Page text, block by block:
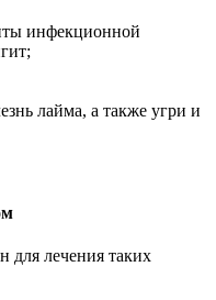
инфекционной
лайма, а также угри и
для лечения таких